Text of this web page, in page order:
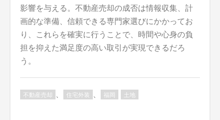
影響を与える。不動産売却の成否は情報収集、計
画的な準備、信頼できる専門家選びにかかってお
り、これらを確実に行うことで、時間や心身の負
担を抑えた満足度の高い取引が実現できるだろ
う。
不動産売却 住宅外装 福岡 土地